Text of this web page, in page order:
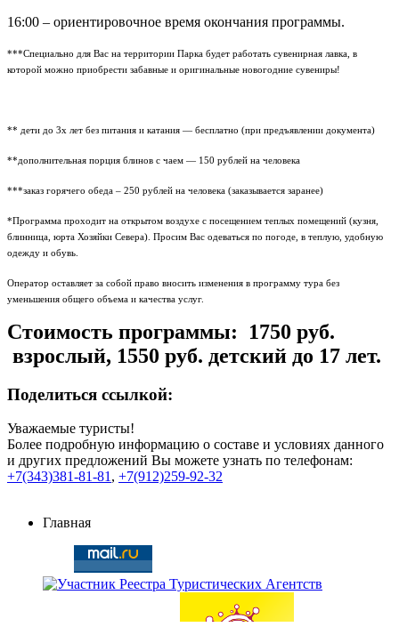
16:00 – ориентировочное время окончания программы.
***Специально для Вас на территории Парка будет работать сувенирная лавка, в
которой можно приобрести забавные и оригинальные новогодние сувениры!
** дети до 3х лет без питания и катания — бесплатно (при предъявлении документа)
**дополнительная порция блинов с чаем — 150 рублей на человека
***заказ горячего обеда – 250 рублей на человека (заказывается заранее)
*Программа проходит на открытом воздухе с посещением теплых помещений (кузня,
блинница, юрта Хозяйки Севера). Просим Вас одеваться по погоде, в теплую, удобную
одежду и обувь.
Оператор оставляет за собой право вносить изменения в программу тура без
уменьшения общего объема и качества услуг.
Стоимость программы: 1750 руб.
взрослый, 1550 руб. детский до 17 лет.
Поделиться ссылкой:
Уважаемые туристы!
Более подробную информацию о составе и условиях данного
и других предложений Вы можете узнать по телефонам:
+7(343)381-81-81, +7(912)259-92-32
Главная